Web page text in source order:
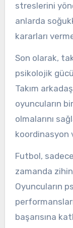
streslerini
anlarda
kararları
Son olarak,
psikolojik
Takım
oyuncuların
olmalarını
koordinasyon
Futbol,
zamanda
Oyuncuların
başarısına